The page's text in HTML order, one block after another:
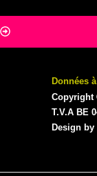
Données
Copyright
T.V.A BE
Design by